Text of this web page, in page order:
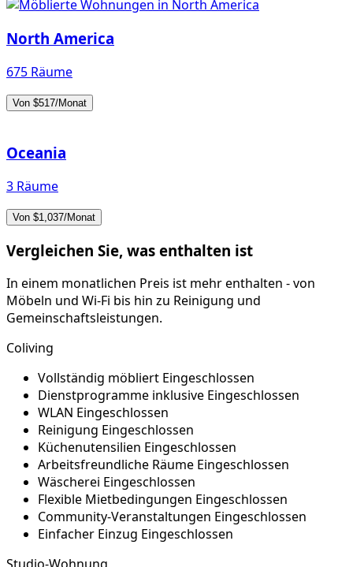
North America
675 Räume
Von $517/Monat
Oceania
3 Räume
Von $1,037/Monat
Vergleichen Sie, was enthalten ist
In einem monatlichen Preis ist mehr enthalten - von
Möbeln und Wi-Fi bis hin zu Reinigung und
Gemeinschaftsleistungen.
Coliving
Vollständig möbliert Eingeschlossen
Dienstprogramme inklusive Eingeschlossen
WLAN Eingeschlossen
Reinigung Eingeschlossen
Küchenutensilien Eingeschlossen
Arbeitsfreundliche Räume Eingeschlossen
Wäscherei Eingeschlossen
Flexible Mietbedingungen Eingeschlossen
Community-Veranstaltungen Eingeschlossen
Einfacher Einzug Eingeschlossen